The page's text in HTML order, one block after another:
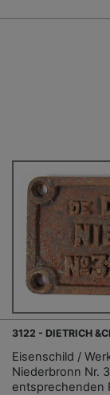
3122 - DIETRICH
Eisenschild /
Niederbronn Nr.
entsprechenden